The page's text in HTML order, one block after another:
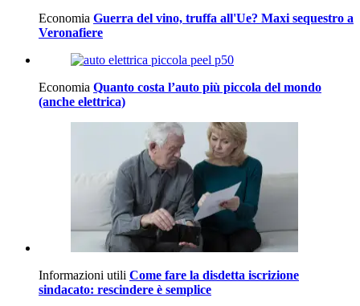
Economia Guerra del vino, truffa all'Ue? Maxi sequestro a
Veronafiere
Economia Quanto costa l’auto più piccola del mondo
(anche elettrica)
Informazioni utili Come fare la disdetta iscrizione
sindacato: rescindere è semplice